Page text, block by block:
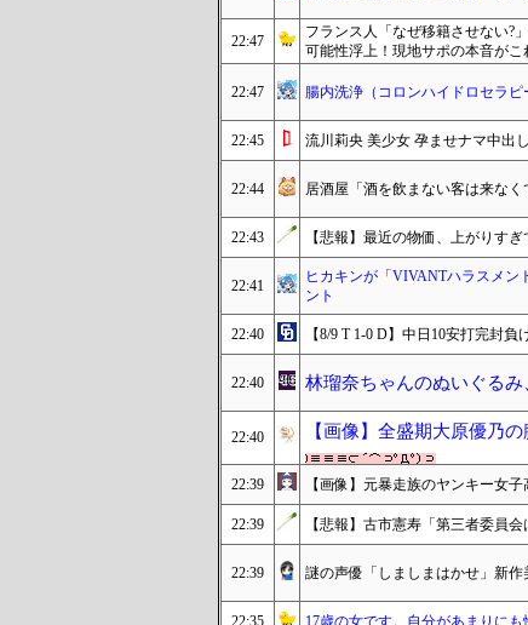
22:47
フランス人「なぜ移籍させない?
可能性浮上！現地サポの本音がこ
22:47 腸内洗浄（コロンハイドロセラ
22:45 流川莉央 美少女 孕ませナマ中出
22:44 居酒屋「酒を飲まない客は来なく
22:43 【悲報】最近の物価、上がりす
22:41
ヒカキンが「VIVANTハラスメン
ント
22:40 【8/9 T 1-0 D】中日10安打完封負
22:40 林瑠奈ちゃんのぬいぐるみ
22:40 【画像】全盛期大原優乃
22:39 【画像】元暴走族のヤンキー女
22:39 【悲報】古市憲寿「第三者委員
22:39 謎の声優「しましまはかせ」新
22:35 17歳の女です。自分があまりに